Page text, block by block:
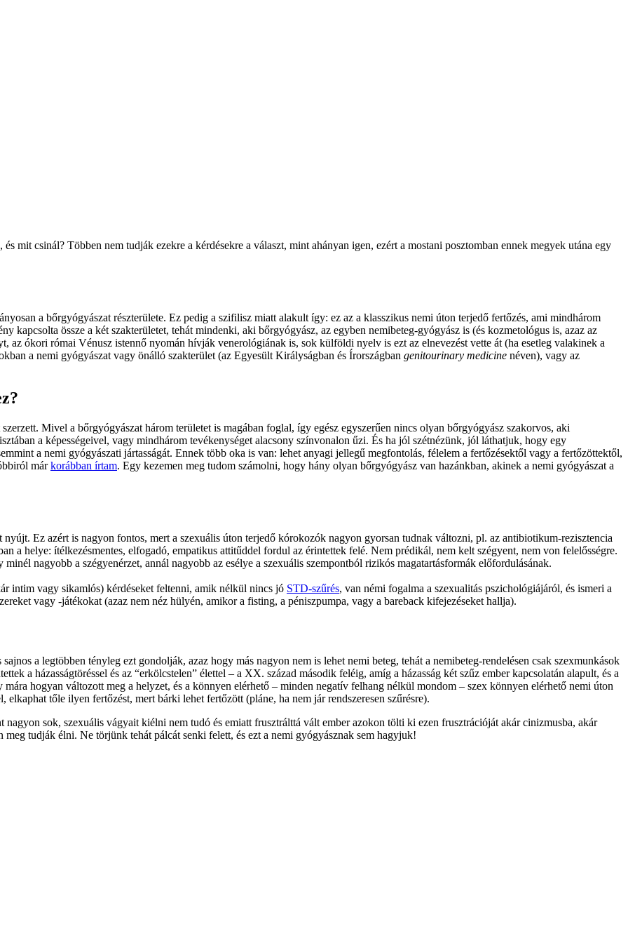
mit csinál? Többen nem tudják ezekre a kérdésekre a választ, mint ahányan igen, ezért a mostani posztomban ennek megyek utána egy
a bőrgyógyászat részterülete. Ez pedig a szifilisz miatt alakult így: ez az a klasszikus nemi úton terjedő fertőzés, ami mindhárom
kapcsolta össze a két szakterületet, tehát mindenki, aki bőrgyógyász, az egyben nemibeteg-gyógyász is (és kozmetológus is, azaz az
az ókori római Vénusz istennő nyomán hívják venerológiának is, sok külföldi nyelv is ezt az elnevezést vette át (ha esetleg valakinek a
a nemi gyógyászat vagy önálló szakterület (az Egyesült Királyságban és Írországban genitourinary medicine néven), vagy az
Mivel a bőrgyógyászat három területet is magában foglal, így egész egyszerűen nincs olyan bőrgyógyász szakorvos, aki
a képességeivel, vagy mindhárom tevékenységet alacsony színvonalon űzi. És ha jól szétnézünk, jól láthatjuk, hogy egy
a nemi gyógyászati jártasságát. Ennek több oka is van: lehet anyagi jellegű megfontolás, félelem a fertőzésektől vagy a fertőzöttektől,
már korábban írtam. Egy kezemen meg tudom számolni, hogy hány olyan bőrgyógyász van hazánkban, akinek a nemi gyógyászat a
Ez azért is nagyon fontos, mert a szexuális úton terjedő kórokozók nagyon gyorsan tudnak változni, pl. az antibiotikum-rezisztencia
a helye: ítélkezésmentes, elfogadó, empatikus attitűddel fordul az érintettek felé. Nem prédikál, nem kelt szégyent, nem von felelősségre.
nagyobb a szégyenérzet, annál nagyobb az esélye a szexuális szempontból rizikós magatartásformák előfordulásának.
intim vagy sikamlós) kérdéseket feltenni, amik nélkül nincs jó STD-szűrés, van némi fogalma a szexualitás pszichológiájáról, és ismeri a
vagy -játékokat (azaz nem néz hülyén, amikor a fisting, a péniszpumpa, vagy a bareback kifejezéseket hallja).
a legtöbben tényleg ezt gondolják, azaz hogy más nagyon nem is lehet nemi beteg, tehát a nemibeteg-rendelésen csak szexmunkások
a házasságtöréssel és az “erkölcstelen” élettel – a XX. század második feléig, amíg a házasság két szűz ember kapcsolatán alapult, és a
hogyan változott meg a helyzet, és a könnyen elérhető – minden negatív felhang nélkül mondom – szex könnyen elérhető nemi úton
tőle ilyen fertőzést, mert bárki lehet fertőzött (pláne, ha nem jár rendszeresen szűrésre).
nagyon sok, szexuális vágyait kiélni nem tudó és emiatt frusztrálttá vált ember azokon tölti ki ezen frusztrációját akár cinizmusba, akár
tudják élni. Ne törjünk tehát pálcát senki felett, és ezt a nemi gyógyásznak sem hagyjuk!